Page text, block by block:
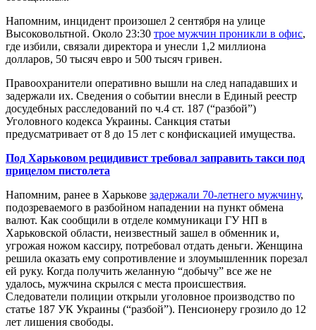
Напомним, инцидент произошел 2 сентября на улице
Высоковольтной. Около 23:30 трое мужчин проникли в офис,
где избили, связали директора и унесли 1,2 миллиона
долларов, 50 тысяч евро и 500 тысяч гривен.
Правоохранители оперативно вышли на след нападавших и
задержали их. Сведения о событии внесли в Единый реестр
досудебных расследований по ч.4 ст. 187 (“разбой”)
Уголовного кодекса Украины. Санкция статьи
предусматривает от 8 до 15 лет с конфискацией имущества.
Под Харьковом рецидивист требовал заправить такси под
прицелом пистолета
Напомним, ранее в Харькове задержали 70-летнего мужчину,
подозреваемого в разбойном нападении на пункт обмена
валют. Как сообщили в отделе коммуникаци ГУ НП в
Харьковской области, неизвестный зашел в обменник и,
угрожая ножом кассиру, потребовал отдать деньги. Женщина
решила оказать ему сопротивление и злоумышленник порезал
ей руку. Когда получить желанную “добычу” все же не
удалось, мужчина скрылся с места происшествия.
Следователи полиции открыли уголовное производство по
статье 187 УК Украины (“разбой”). Пенсионеру грозило до 12
лет лишения свободы.